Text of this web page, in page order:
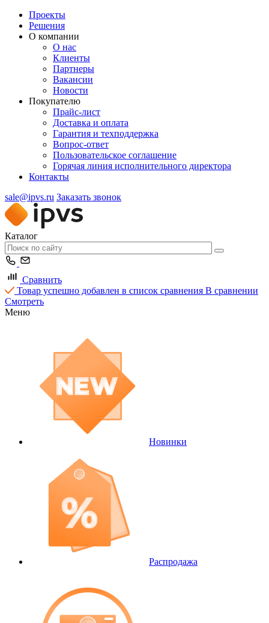
Проекты
Решения
О компании
О нас
Клиенты
Партнеры
Вакансии
Новости
Покупателю
Прайс-лист
Доставка и оплата
Гарантия и техподдержка
Вопрос-ответ
Пользовательское соглашение
Горячая линия исполнительного директора
Контакты
sale@ipvs.ru Заказать звонок
Каталог
Сравнить
Товар успешно добавлен в список сравнения В сравнении
Смотреть
Меню
Новинки
Распродажа